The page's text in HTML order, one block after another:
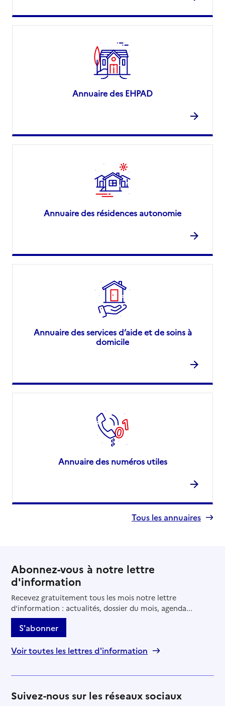
Annuaire des EHPAD
Annuaire des résidences autonomie
Annuaire des services d’aide et de soins à
domicile
Annuaire des numéros utiles
Tous les annuaires
Abonnez-vous à notre lettre
d'information
Recevez gratuitement tous les mois notre lettre
d'information : actualités, dossier du mois, agenda...
S'abonner
Voir toutes les lettres d'information
Suivez-nous sur les réseaux sociaux